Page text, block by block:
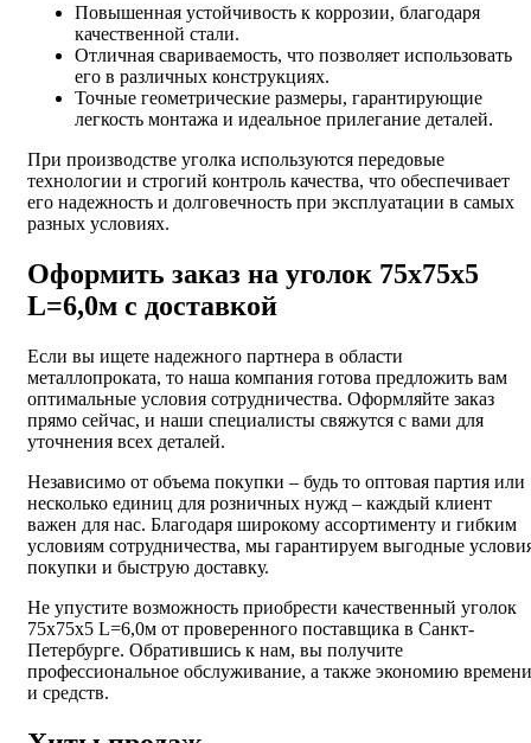
Повышенная устойчивость к коррозии, благодаря
качественной стали.
Отличная свариваемость, что позволяет использовать
его в различных конструкциях.
Точные геометрические размеры, гарантирующие
легкость монтажа и идеальное прилегание деталей.
При производстве уголка используются передовые
технологии и строгий контроль качества, что обеспечивает
его надежность и долговечность при эксплуатации в самых
разных условиях.
Оформить заказ на уголок 75х75х5
L=6,0м с доставкой
Если вы ищете надежного партнера в области
металлопроката, то наша компания готова предложить вам
оптимальные условия сотрудничества. Оформляйте заказ
прямо сейчас, и наши специалисты свяжутся с вами для
уточнения всех деталей.
Независимо от объема покупки – будь то оптовая партия или
несколько единиц для розничных нужд – каждый клиент
важен для нас. Благодаря широкому ассортименту и гибким
условиям сотрудничества, мы гарантируем выгодные
покупки и быструю доставку.
Не упустите возможность приобрести качественный уголок
75х75х5 L=6,0м от проверенного поставщика в Санкт-
Петербурге. Обратившись к нам, вы получите
профессиональное обслуживание, а также экономию времени
и средств.